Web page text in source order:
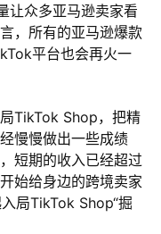
让众多亚马逊卖家看
，所有的亚马逊爆款
平台也会再火一
TikTok Shop，把精
慢慢做出一些成绩
短期的收入已经超过
始给身边的跨境卖家
局TikTok Shop“掘